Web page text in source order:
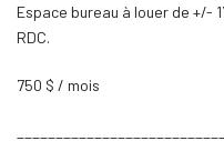
Espace bureau à louer de +/-
RDC.
750 $ / mois